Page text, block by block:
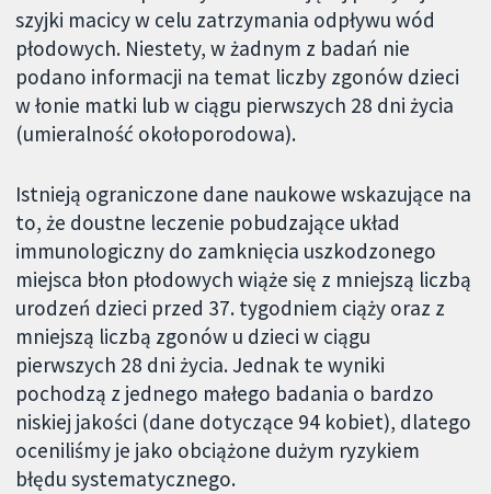
szyjki macicy w celu zatrzymania odpływu wód
płodowych. Niestety, w żadnym z badań nie
podano informacji na temat liczby zgonów dzieci
w łonie matki lub w ciągu pierwszych 28 dni życia
(umieralność okołoporodowa).
Istnieją ograniczone dane naukowe wskazujące na
to, że doustne leczenie pobudzające układ
immunologiczny do zamknięcia uszkodzonego
miejsca błon płodowych wiąże się z mniejszą liczbą
urodzeń dzieci przed 37. tygodniem ciąży oraz z
mniejszą liczbą zgonów u dzieci w ciągu
pierwszych 28 dni życia. Jednak te wyniki
pochodzą z jednego małego badania o bardzo
niskiej jakości (dane dotyczące 94 kobiet), dlatego
oceniliśmy je jako obciążone dużym ryzykiem
błędu systematycznego.